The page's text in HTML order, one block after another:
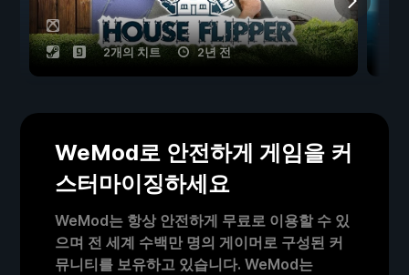
2개의 치트 2년 전
WeMod로 안전하게 게임을 커
스터마이징하세요
WeMod는 항상 안전하게 무료로 이용할 수 있
으며 전 세계 수백만 명의 게이머로 구성된 커
뮤니티를 보유하고 있습니다. WeMod는